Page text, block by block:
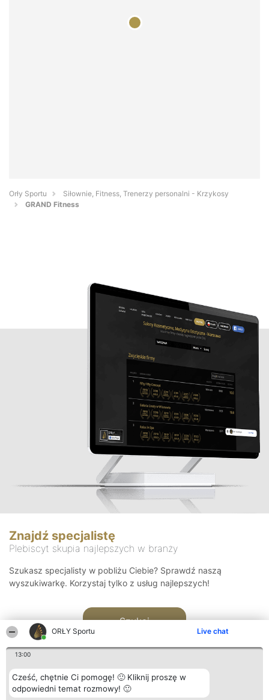
ORŁY Sportu Live chat
13:00
Cześć, chętnie Ci pomogę! 🙂 Kliknij proszę w
odpowiedni temat rozmowy! 🙂
Orły Sportu
Siłownie, Fitness, Trenerzy personalni - Krzykosy
GRAND Fitness
Znajdź specjalistę
Plebiscyt skupia najlepszych w branży
Szukasz specjalisty w pobliżu Ciebie? Sprawdź naszą
wyszukiwarkę. Korzystaj tylko z usług najlepszych!
Szukaj